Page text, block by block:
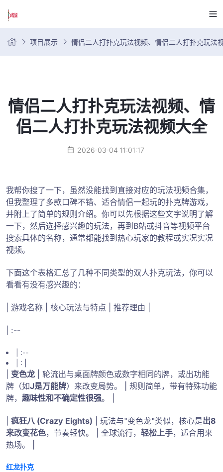
项目展示 情侣二人打扑克玩法视频、情侣二人打扑克玩法
情侣二人打扑克玩法视频、情
侣二人打扑克玩法视频大全
2026-03-04 11:01:17
我帮你搜了一下，虽然没能找到直接对应的玩法视频合集，
但我整理了多款口碑不错、适合情侣一起玩的扑克牌游戏，
并附上了简单的规则介绍。你可以先根据这些文字说明了解
一下，然后选择感兴趣的玩法，再到B站或抖音等视频平台
搜索具体的名称，通常都能找到热心玩家的教程或实况实况
视频。
下面这个表格汇总了几种不同类型的双人扑克玩法，你可以
看看有没有感兴趣的：
| 游戏名称 | 核心玩法与特点 | 推荐理由 |
| :--
| :--
| : |
变色龙 | 轮流出与桌面牌颜色或数字相同的牌，或出功能
牌（如J是万能牌）来改变局势。 | 规则简单，带有特殊功能
牌， 趣味性和不确定性很强。 |
疯狂八 (Crazy Eights) | 玩法与"变色龙"类似，核心是出8
来改变花色，节奏轻快。 | 全球流行， 轻松上手，适合用来
热场。 |
红龙扑克